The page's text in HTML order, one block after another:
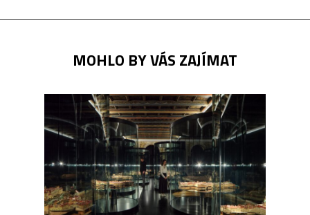
MOHLO BY VÁS ZAJÍMAT